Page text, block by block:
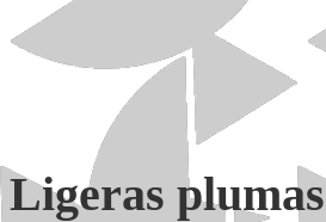
Ligeras plumas